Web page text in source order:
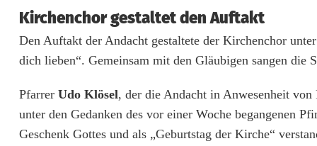
a
r
n
Kirchenchor gestaltet den Auftakt
Den Auftakt der Andacht gestaltete der Kirchenchor
dich lieben“. Gemeinsam mit den Gläubigen sangen die
Pfarrer Udo Klösel, der die Andacht in Anwesenheit von
unter den Gedanken des vor einer Woche begangenen
Geschenk Gottes und als „Geburtstag der Kirche“